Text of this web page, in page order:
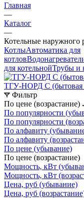
Главная
—
Каталог
—
Котельные наружного
КотлыАвтоматика для
котлов
для котельнойТрубы и
ТГУ-НОРД С (бытовая
Фильтр
По цене (возрастание)
По популярности
По популярности
По алфавиту
По алфавиту
По цене (убывание)
По цене (возрастание)
Мощность, кВт
Мощность, кВт
Цена, руб (убывание)
Цена, руб